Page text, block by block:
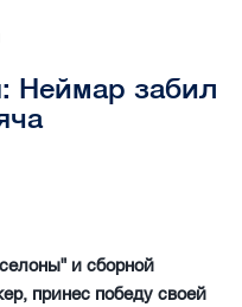
Неймар забил
и сборной
принес победу своей